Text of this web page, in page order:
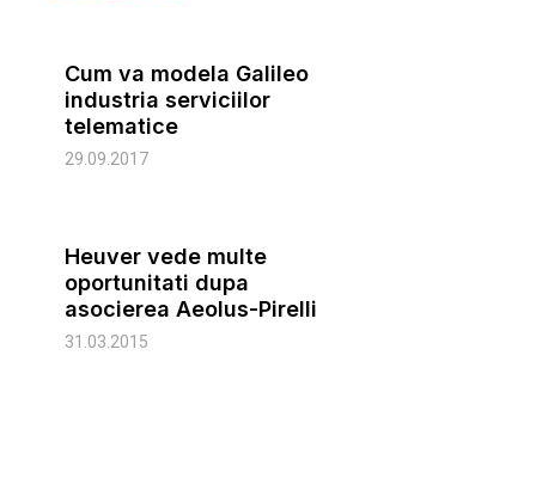
Cum va modela Galileo
industria serviciilor
telematice
29.09.2017
Heuver vede multe
oportunitati dupa
asocierea Aeolus-Pirelli
31.03.2015